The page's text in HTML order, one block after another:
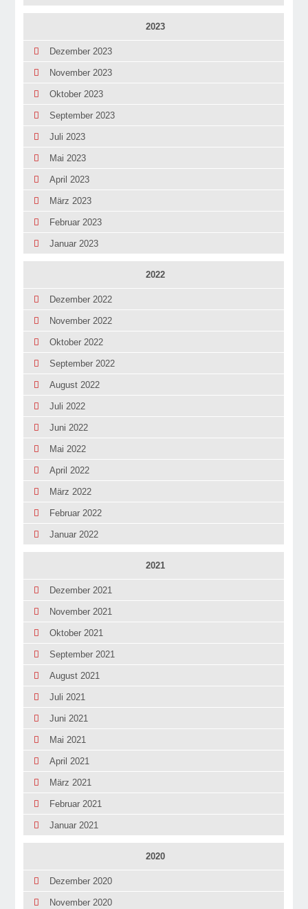
2023
Dezember 2023
November 2023
Oktober 2023
September 2023
Juli 2023
Mai 2023
April 2023
März 2023
Februar 2023
Januar 2023
2022
Dezember 2022
November 2022
Oktober 2022
September 2022
August 2022
Juli 2022
Juni 2022
Mai 2022
April 2022
März 2022
Februar 2022
Januar 2022
2021
Dezember 2021
November 2021
Oktober 2021
September 2021
August 2021
Juli 2021
Juni 2021
Mai 2021
April 2021
März 2021
Februar 2021
Januar 2021
2020
Dezember 2020
November 2020